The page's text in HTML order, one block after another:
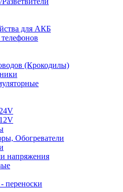
для АКБ
(Крокодилы)
Обогреватели
напряжения
переноски